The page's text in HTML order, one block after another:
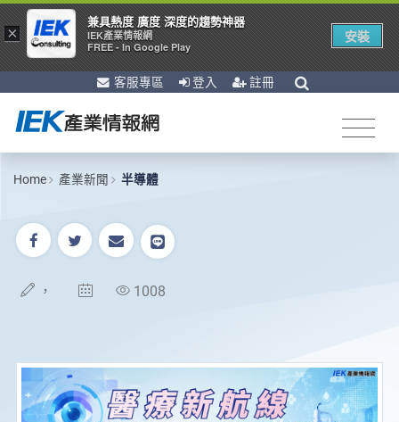
客服專區 登入 註冊
Home 產業新聞 半導體
， 1008
×
兼具熱度 廣度 深度的趨勢神器
IEK產業情報網
FREE - In Google Play
安裝